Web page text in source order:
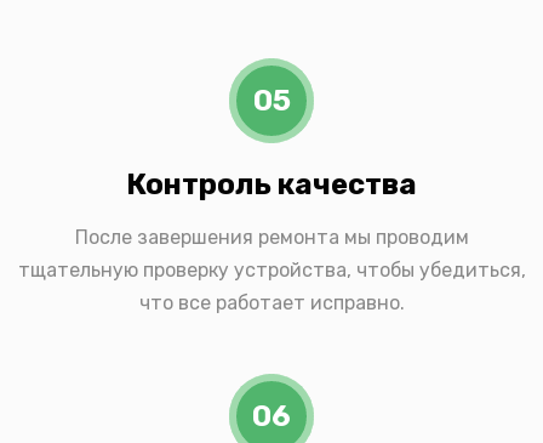
05
Контроль качества
После завершения ремонта мы проводим
тщательную проверку устройства, чтобы убедиться,
что все работает исправно.
06